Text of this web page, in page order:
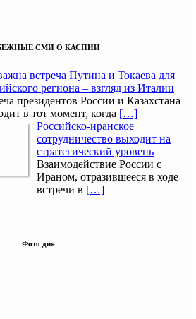
СМИ О КАСПИИ
встреча Путина и Токаева для
региона – взгляд из Италии
президентов России и Казахстана
в тот момент, когда […]
Российско-иранское
сотрудничество выходит на
стратегический уровень
Взаимодействие России с
Ираном, отразившееся в ходе
встречи в […]
Фото дня